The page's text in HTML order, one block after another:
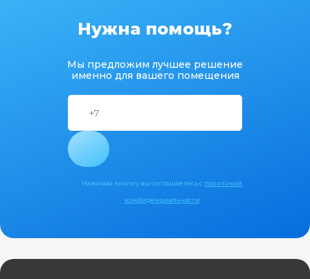
Нужна помощь?
Мы предложим лучшее решение
именно для вашего помещения
Нажимая кнопку вы соглашаетесь с политикой
конфиденциальности